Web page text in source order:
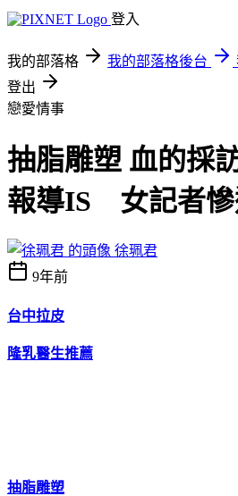
登入
我的部落格 我的部落格後台
登出
戀愛情事
抽脂雕塑 血的採
報導IS 女記者慘
徐珮君
9年前
台中拉皮
隆乳醫生推薦
抽脂雕塑